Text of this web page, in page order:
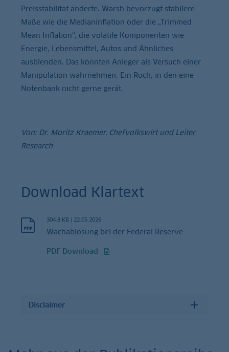
Preisstabilität änderte. Warsh bevorzugt stabilere
Maße wie die Medianinflation oder die „Trimmed
Mean Inflation“, die volatile Komponenten wie
Energie, Lebensmittel, Autos und Ähnliches
ausblenden. Das könnten Anleger als Versuch einer
Manipulation wahrnehmen. Ein Ruch, in den eine
Notenbank nicht gerne gerät.
Von: Dr. Moritz Kraemer, Chefvolkswirt und Leiter
Research
Download Klartext
304.8 KB | 22.05.2026
Wachablösung bei der Federal Reserve
PDF Download
Disclaimer